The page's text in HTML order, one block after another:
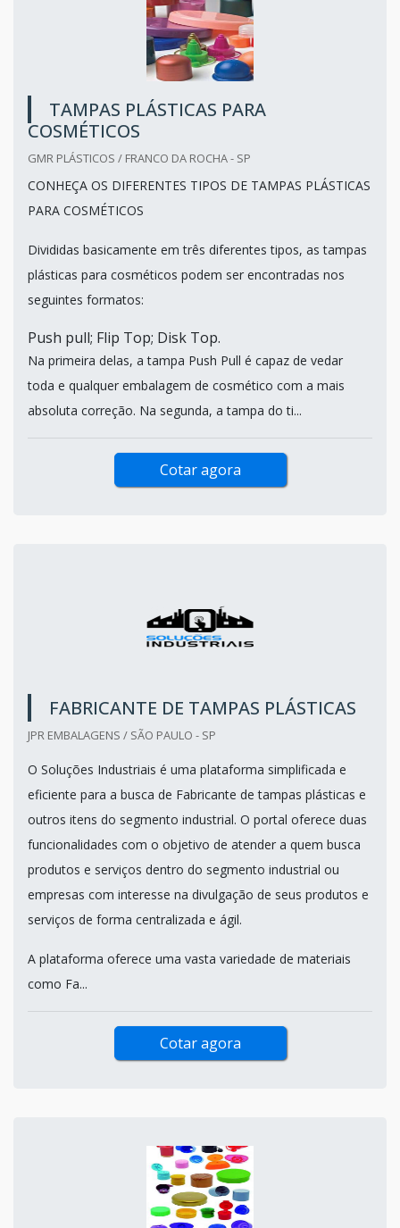
TAMPAS PLÁSTICAS PARA
COSMÉTICOS
GMR PLÁSTICOS / FRANCO DA ROCHA - SP
CONHEÇA OS DIFERENTES TIPOS DE TAMPAS PLÁSTICAS
PARA COSMÉTICOS
Divididas basicamente em três diferentes tipos, as tampas
plásticas para cosméticos podem ser encontradas nos
seguintes formatos:
Push pull; Flip Top; Disk Top.
Na primeira delas, a tampa Push Pull é capaz de vedar
toda e qualquer embalagem de cosmético com a mais
absoluta correção. Na segunda, a tampa do ti...
Cotar agora
FABRICANTE DE TAMPAS PLÁSTICAS
JPR EMBALAGENS / SÃO PAULO - SP
O Soluções Industriais é uma plataforma simplificada e
eficiente para a busca de Fabricante de tampas plásticas e
outros itens do segmento industrial. O portal oferece duas
funcionalidades com o objetivo de atender a quem busca
produtos e serviços dentro do segmento industrial ou
empresas com interesse na divulgação de seus produtos e
serviços de forma centralizada e ágil.
A plataforma oferece uma vasta variedade de materiais
como Fa...
Cotar agora